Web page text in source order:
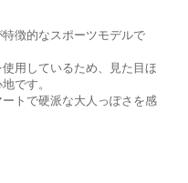
徴的なスポーツモデルで
用しているため、見た目ほ
です。
トで硬派な大人っぽさを感